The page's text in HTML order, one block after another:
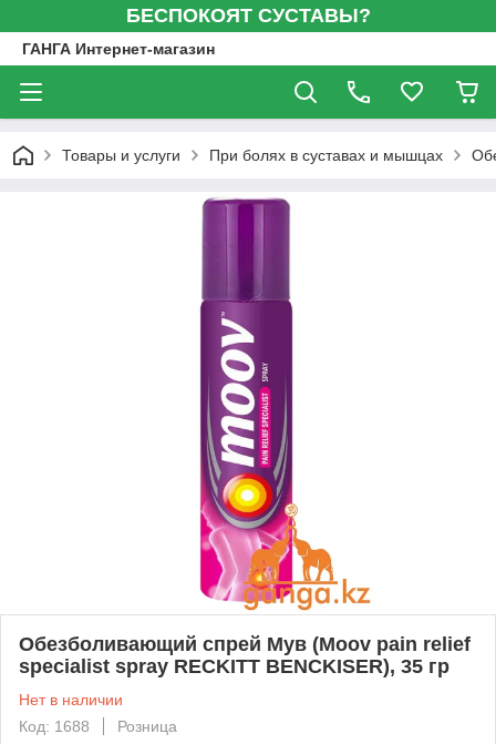
БЕСПОКОЯТ СУСТАВЫ?
ГАНГА Интернет-магазин
Товары и услуги При болях в суставах и мышцах
Обезболивающий спрей Мув (Moov pain relief
specialist spray RECKITT BENCKISER), 35 гр
Нет в наличии
Код: 1688
Розница